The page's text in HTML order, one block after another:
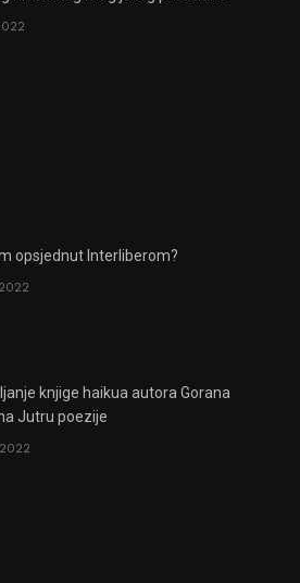
opsjednut Interliberom?
knjige haikua autora Gorana
Jutru poezije